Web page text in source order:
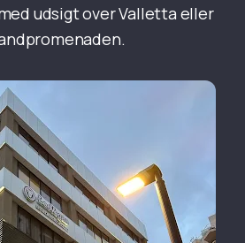
udsigt over Valletta eller